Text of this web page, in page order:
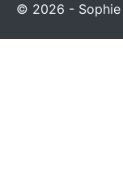
© 2026 - Sophie